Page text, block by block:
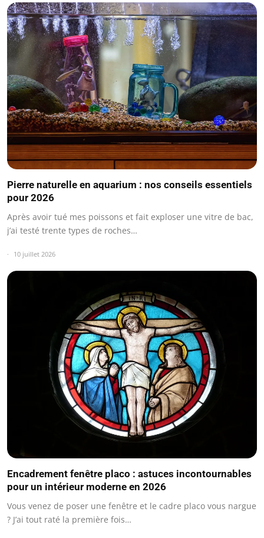
Pierre naturelle en aquarium : nos conseils essentiels
pour 2026
Après avoir tué mes poissons et fait exploser une vitre de bac,
j’ai testé trente types de roches…
10 juillet 2026
Encadrement fenêtre placo : astuces incontournables
pour un intérieur moderne en 2026
Vous venez de poser une fenêtre et le cadre placo vous nargue
? J’ai tout raté la première fois…